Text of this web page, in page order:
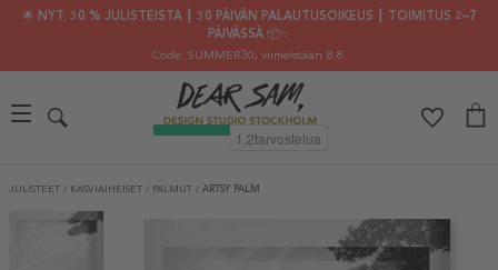
🌟 NYT: 30 % JULISTEISTA ┃ 30 PÄIVÄN PALAUTUSOIKEUS ┃ TOIMITUS 2–7
PÄIVÄSSÄ 📦✨
Code: SUMMER30, viimeistään 8.8.
JULISTEET / KASVIAIHEISET / PALMUT / ARTSY PALM